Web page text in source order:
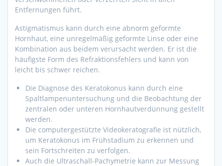
Entfernungen führt.
Astigmatismus kann durch eine abnorm geformte
Hornhaut, eine unregelmäßig geformte Linse oder eine
Kombination aus beidem verursacht werden. Er ist die
häufigste Form des Refraktionsfehlers und kann von
leicht bis schwer reichen.
Die Diagnose des Keratokonus kann durch eine
Spaltlampenuntersuchung und die Beobachtung der
zentralen oder unteren Hornhautverdünnung gestellt
werden.
Die computergestützte Videokeratografie ist nützlich,
um Keratokonus im Frühstadium zu erkennen und
sein Fortschreiten zu verfolgen.
Auch die Ultraschall-Pachymetrie kann zur Messung